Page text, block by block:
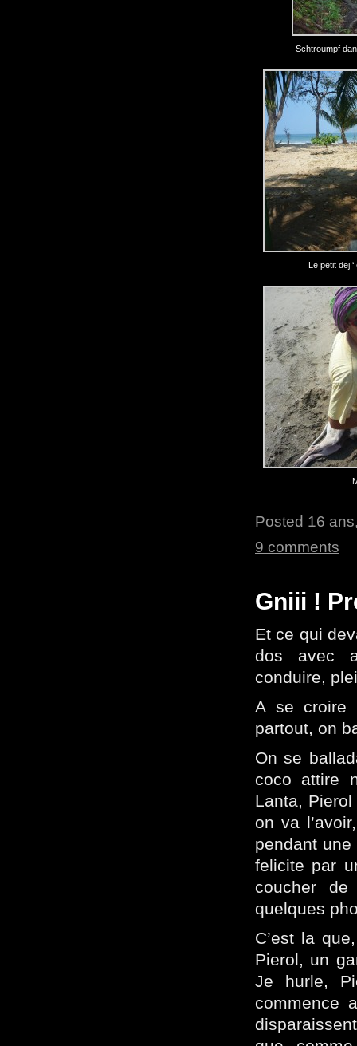
Schtroumpf
Le petit dej
Posted 16
9 comments
Gniii !
Et ce qui
dos avec
conduire,
A se croire
partout, on
On se
coco attire
Lanta,
on va
pendant
felicite par
coucher
quelques
C’est la
Pierol, un
Je hurle,
commence